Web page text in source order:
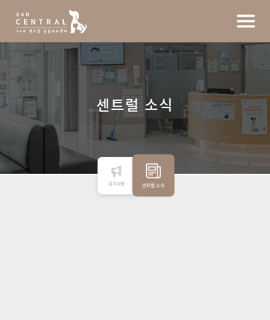
센트럴 소식
공지사항 센트럴 소식